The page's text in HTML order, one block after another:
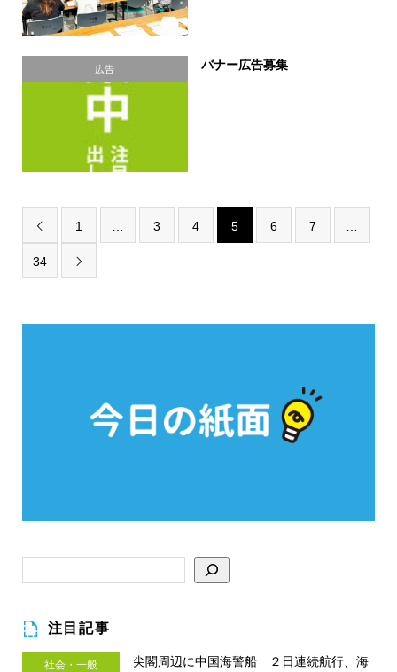
広告 バナー広告募集
 1 3 4 5 6 7
34 
注目記事
社会・一般
尖閣周辺に中国海警船 ２日連続航行、海